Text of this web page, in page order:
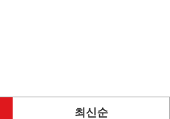
최신순